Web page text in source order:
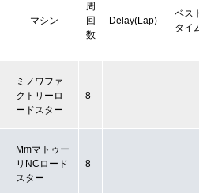
マシン
周
回
数
Delay(Lap)
ベスト
タイム
ミノワファ
クトリーロ
ードスター
8
Mmマトゥー
リNCロード
スター
8